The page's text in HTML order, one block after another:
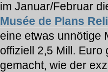
im Januar/Februar
Musée de Plans
eine etwas unnötige
offiziell 2,5 Mill.
gemacht, wie der